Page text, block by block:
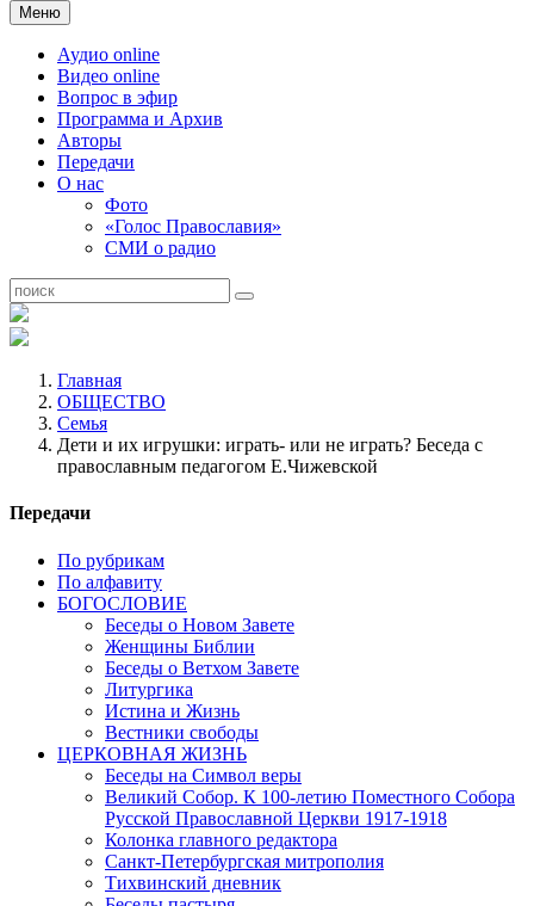
Меню
Аудио online
Видео online
Вопрос в эфир
Программа и Архив
Авторы
Передачи
О нас
Фото
«Голос Православия»
СМИ о радио
Главная
ОБЩЕСТВО
Семья
Дети и их игрушки: играть- или не играть? Беседа с
православным педагогом Е.Чижевской
Передачи
По рубрикам
По алфавиту
БОГОСЛОВИЕ
Беседы о Новом Завете
Женщины Библии
Беседы о Ветхом Завете
Литургика
Истина и Жизнь
Вестники свободы
ЦЕРКОВНАЯ ЖИЗНЬ
Беседы на Символ веры
Великий Собор. К 100-летию Поместного Собора
Русской Православной Церкви 1917-1918
Колонка главного редактора
Санкт-Петербургская митрополия
Тихвинский дневник